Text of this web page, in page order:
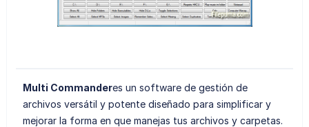
Multi Commanderes un software de gestión de
archivos versátil y potente diseñado para simplificar y
mejorar la forma en que manejas tus archivos y carpetas.